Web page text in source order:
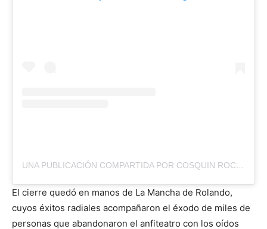
UNA PUBLICACIÓN COMPARTIDA POR COSQUIN ROCK PARAGUAY (@COSQUINROCKPY)
El cierre quedó en manos de La Mancha de Rolando,
cuyos éxitos radiales acompañaron el éxodo de miles de
personas que abandonaron el anfiteatro con los oídos